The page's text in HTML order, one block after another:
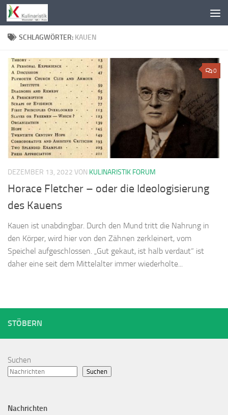
Zum Inhalt springen
SCHLAGWÖRTER: KAUEN
0
DEZEMBER 13, 2022 VON KULINARISTIK FORUM
Horace Fletcher – oder die Ideologisierung
des Kauens
Kauen ist unabdingbar. Durch den Mund tritt die Nahrung in
den Körper, wird hier von den Zähnen zerkleinert, vom
Speichel aufgeschlossen. „Gut gekaut, ist halb verdaut“ ist
daher eine seit dem Mittelalter immer wiederholte...
STÖBERN
Suchen
Suchen
Nachrichten